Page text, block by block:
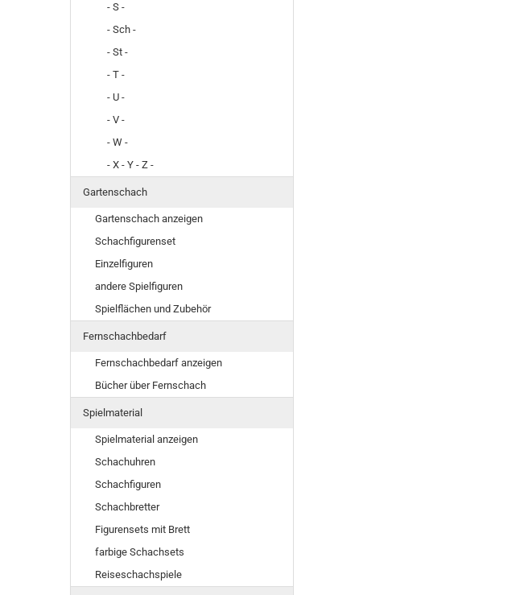
- S -
- Sch -
- St -
- T -
- U -
- V -
- W -
- X - Y - Z -
Gartenschach
Gartenschach anzeigen
Schachfigurenset
Einzelfiguren
andere Spielfiguren
Spielflächen und Zubehör
Fernschachbedarf
Fernschachbedarf anzeigen
Bücher über Fernschach
Spielmaterial
Spielmaterial anzeigen
Schachuhren
Schachfiguren
Schachbretter
Figurensets mit Brett
farbige Schachsets
Reiseschachspiele